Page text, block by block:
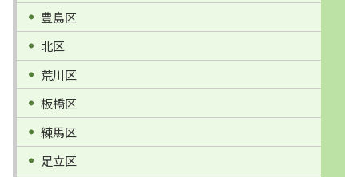
豊島区
北区
荒川区
板橋区
練馬区
足立区